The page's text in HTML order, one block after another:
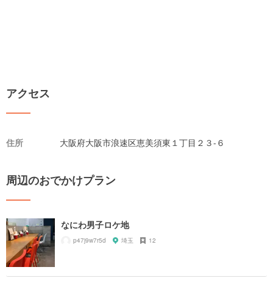
アクセス
住所 大阪府大阪市浪速区恵美須東１丁目２３-６
周辺のおでかけプラン
なにわ男子ロケ地
p47j9w7r5d 埼玉 12